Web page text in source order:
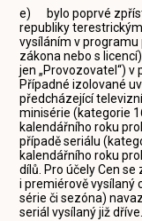
e) bylo poprvé
republiky
vysíláním v
zákona nebo s
jen „Provozovatel“) v
Případné izolované
předcházející
minisérie (kategorie
kalendářního roku
případě seriálu
kalendářního roku
dílů. Pro účely Cen
i premiérově vysílaný
série či sezóna)
seriál vysílaný již dříve.